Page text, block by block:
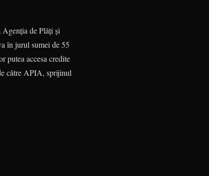
de Plăţi şi
în jurul sumei de 55
putea accesa credite
către APIA, sprijinul